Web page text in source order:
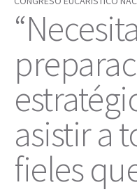
asistir a
fieles